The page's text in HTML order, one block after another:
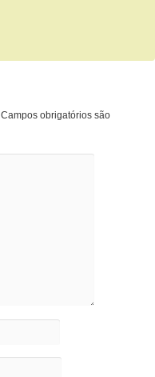
Campos obrigatórios são